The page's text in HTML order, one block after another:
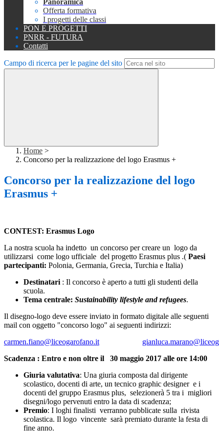
Panoramica
Offerta formativa
I progetti delle classi
PON E PROGETTI
PNRR - FUTURA
Contatti
Campo di ricerca per le pagine del sito
Home >
Concorso per la realizzazione del logo Erasmus +
Concorso per la realizzazione del logo
Erasmus +
CONTEST: Erasmus Logo
La nostra scuola ha indetto un concorso per creare un logo da
utilizzarsi come logo ufficiale del progetto Erasmus plus .( Paesi
partecipanti: Polonia, Germania, Grecia, Turchia e Italia)
Destinatari : Il concorso è aperto a tutti gli studenti della
scuola.
Tema centrale: Sustainability lifestyle and refugees.
Il disegno-logo deve essere inviato in formato digitale alle seguenti
mail con oggetto "concorso logo" ai seguenti indirizzi:
carmen.fiano@liceogarofano.it
Scadenza : Entro e non oltre il 30 maggio 2017 alle ore 14:00
Giuria valutativa: Una giuria composta dal dirigente
scolastico, docenti di arte, un tecnico graphic designer e i
docenti del gruppo Erasmus plus, selezionerà 5 tra i migliori
disegni/logo pervenuti entro la data di scadenza;
Premio: I loghi finalisti verranno pubblicate sulla rivista
scolastica. Il logo vincente sarà premiato durante la festa di
fine anno.